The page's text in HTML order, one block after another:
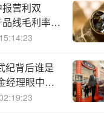
营利双
线毛利率均
纪背后谁是
经理眼中的